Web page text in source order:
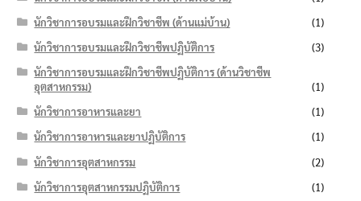
นักวิชาการอบรมและฝึกวิชาชีพ (ด้านแม่บ้าน)
(1)
นักวิชาการอบรมและฝึกวิชาชีพปฏิบัติการ
(3)
นักวิชาการอบรมและฝึกวิชาชีพปฏิบัติการ (ด้านวิชาชีพ
อุตสาหกรรม)
(1)
นักวิชาการอาหารและยา
(1)
นักวิชาการอาหารและยาปฏิบัติการ
(1)
นักวิชาการอุตสาหกรรม
(2)
นักวิชาการอุตสาหกรรมปฏิบัติการ
(1)